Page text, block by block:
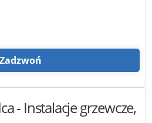
Zadzwoń
- Instalacje grzewcze,